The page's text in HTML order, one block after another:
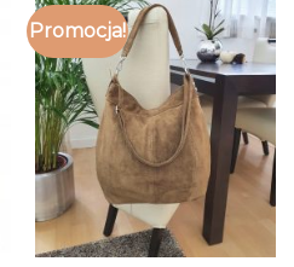
Promocja!